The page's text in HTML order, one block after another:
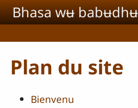
Aller au contenu principal
Bhasa wʉ babʉdhʉ
Plan du site
Bienvenu